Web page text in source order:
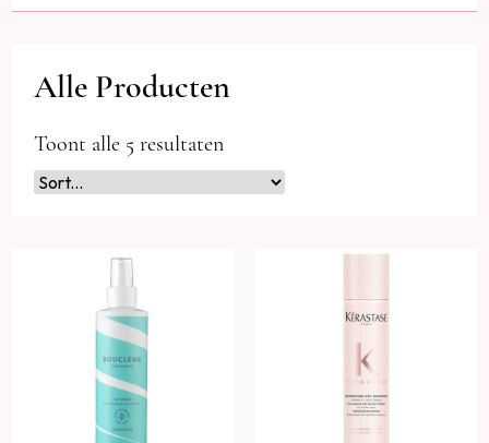
Alle Producten
Toont alle 5 resultaten